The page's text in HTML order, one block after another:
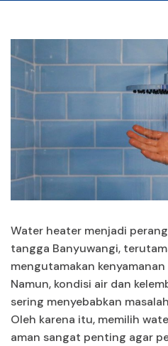
Water heater menjadi
tangga Banyuwangi,
mengutamakan
Namun, kondisi air dan
sering menyebabkan
Oleh karena itu, memilih
aman sangat penting agar